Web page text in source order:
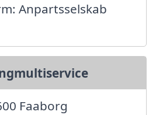
Anpartsselskab
Faaborg